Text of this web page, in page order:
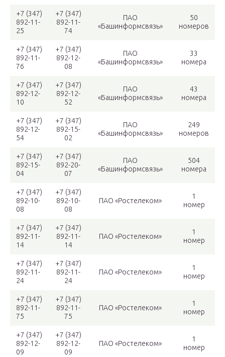
+7 (347)
892-11-
25
+7 (347)
892-11-
74
ПАО
«Башинформсвязь»
50
номеров
+7 (347)
892-11-
76
+7 (347)
892-12-
08
ПАО
«Башинформсвязь»
33
номера
+7 (347)
892-12-
10
+7 (347)
892-12-
52
ПАО
«Башинформсвязь»
43
номера
+7 (347)
892-12-
54
+7 (347)
892-15-
02
ПАО
«Башинформсвязь»
249
номеров
+7 (347)
892-15-
04
+7 (347)
892-20-
07
ПАО
«Башинформсвязь»
504
номера
+7 (347)
892-10-
08
+7 (347)
892-10-
08
ПАО «Ростелеком»
1
номер
+7 (347)
892-11-
14
+7 (347)
892-11-
14
ПАО «Ростелеком»
1
номер
+7 (347)
892-11-
24
+7 (347)
892-11-
24
ПАО «Ростелеком»
1
номер
+7 (347)
892-11-
75
+7 (347)
892-11-
75
ПАО «Ростелеком»
1
номер
+7 (347)
892-12-
09
+7 (347)
892-12-
09
ПАО «Ростелеком»
1
номер